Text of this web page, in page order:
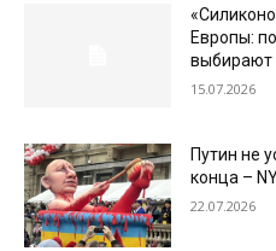
Европы:
15.07.2026
Путин не
конца –
22.07.2026